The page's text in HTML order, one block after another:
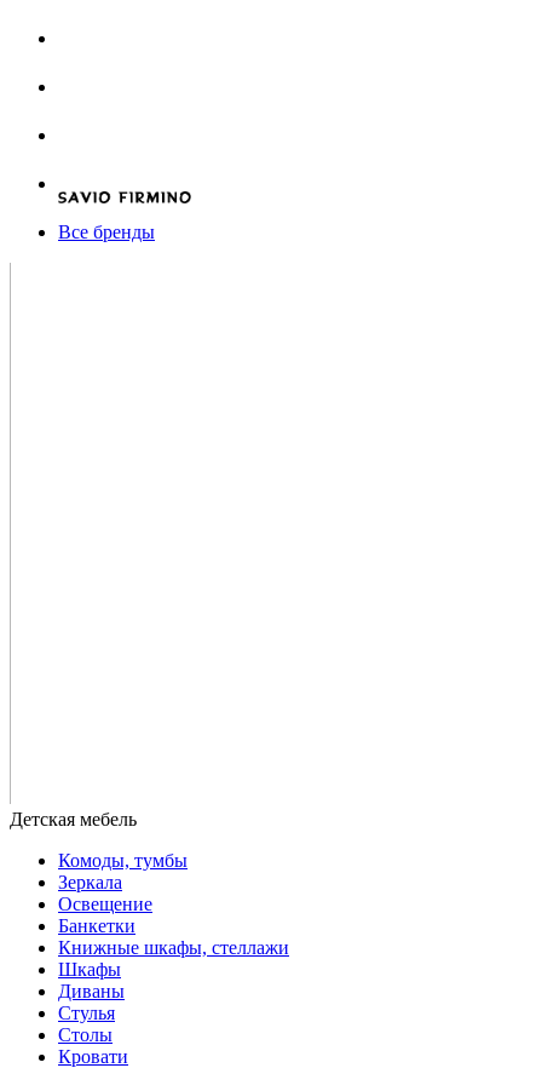
Комоды, тумбы
Зеркала
Освещение
Банкетки
Книжные шкафы, стеллажи
Шкафы
Диваны
Стулья
Столы
Кровати